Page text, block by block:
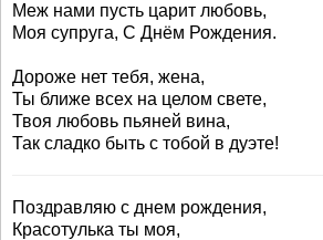
Меж нами пусть царит любовь,
Моя супруга, С Днём Рождения.
Дороже нет тебя, жена,
Ты ближе всех на целом свете,
Твоя любовь пьяней вина,
Так сладко быть с тобой в дуэте!
Поздравляю с днем рождения,
Красотулька ты моя,